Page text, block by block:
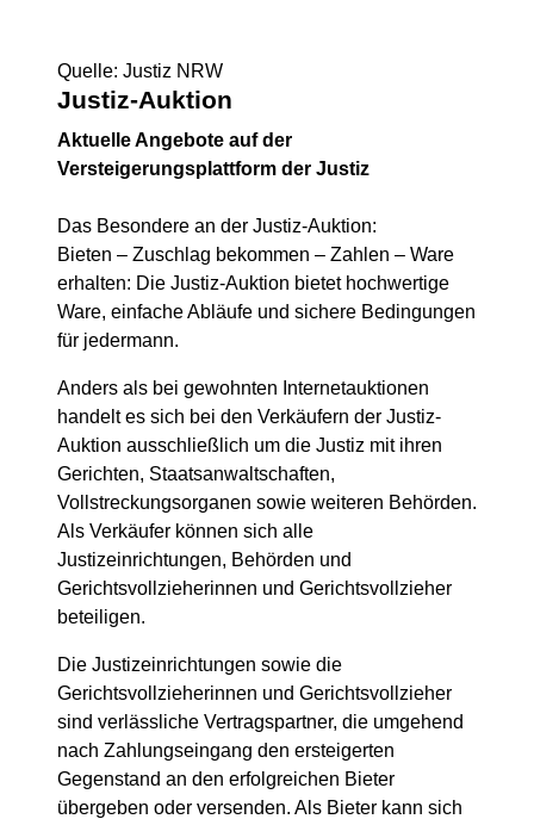
Quelle: Justiz NRW
Justiz-Auktion
Aktuelle Angebote auf der
Versteigerungsplattform der Justiz
Das Besondere an der Justiz-Auktion:
Bieten – Zuschlag bekommen – Zahlen – Ware
erhalten: Die Justiz-Auktion bietet hochwertige
Ware, einfache Abläufe und sichere Bedingungen
für jedermann.
Anders als bei gewohnten Internetauktionen
handelt es sich bei den Verkäufern der Justiz-
Auktion ausschließlich um die Justiz mit ihren
Gerichten, Staatsanwaltschaften,
Vollstreckungsorganen sowie weiteren Behörden.
Als Verkäufer können sich alle
Justizeinrichtungen, Behörden und
Gerichtsvollzieherinnen und Gerichtsvollzieher
beteiligen.
Die Justizeinrichtungen sowie die
Gerichtsvollzieherinnen und Gerichtsvollzieher
sind verlässliche Vertragspartner, die umgehend
nach Zahlungseingang den ersteigerten
Gegenstand an den erfolgreichen Bieter
übergeben oder versenden. Als Bieter kann sich